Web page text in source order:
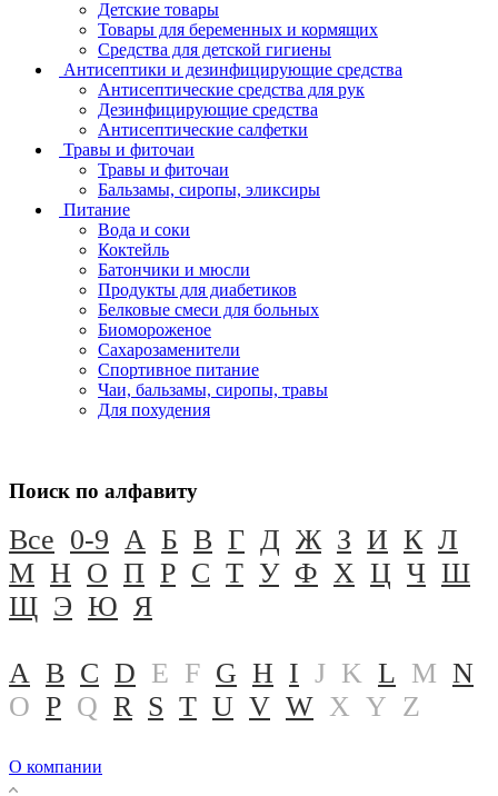
Детские товары
Товары для беременных и кормящих
Средства для детской гигиены
Антисептики и дезинфицирующие средства
Антисептические средства для рук
Дезинфицирующие средства
Антисептические салфетки
Травы и фиточаи
Травы и фиточаи
Бальзамы, сиропы, эликсиры
Питание
Вода и соки
Коктейль
Батончики и мюсли
Продукты для диабетиков
Белковые смеси для больных
Биомороженое
Сахарозаменители
Спортивное питание
Чаи, бальзамы, сиропы, травы
Для похудения
Поиск по алфавиту
Все 0-9 А Б В Г Д Ж З И К Л
М Н О П Р С Т У Ф Х Ц Ч Ш
Щ Э Ю Я
A B C D E F G H I J K L M N
O P Q R S T U V W X Y Z
О компании